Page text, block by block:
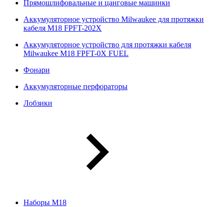
Прямошлифовальные и цанговые машинки
Аккумуляторное устройство Milwaukee для протяжки
кабеля M18 FPFT-202X
Аккумуляторное устройство для протяжки кабеля
Milwaukee M18 FPFT-0X FUEL
Фонари
Аккумуляторные перфораторы
Лобзики
Наборы М18